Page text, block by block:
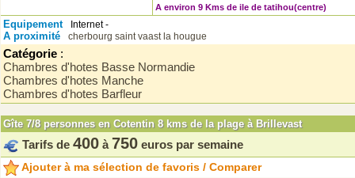
A environ 9 Kms de ile de tatihou(centre)
Equipement Internet -
A proximité cherbourg saint vaast la hougue
Catégorie :
Chambres d'hotes Basse Normandie
Chambres d'hotes Manche
Chambres d'hotes Barfleur
Gîte 7/8 personnes en Cotentin 8 kms de la plage à Brillevast
Tarifs de 400 à 750 euros par semaine
Ajouter à ma sélection de favoris / Comparer